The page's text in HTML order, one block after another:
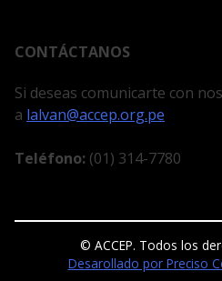
CONTÁCTANOS
Si deseas comunicarte con
a lalvan@accep.org.pe
Teléfono: (01) 314-7780
© ACCEP. Todos los
Desarollado por Preciso